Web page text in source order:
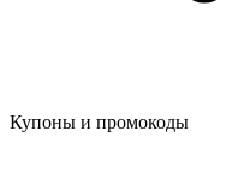
Купоны и промокоды